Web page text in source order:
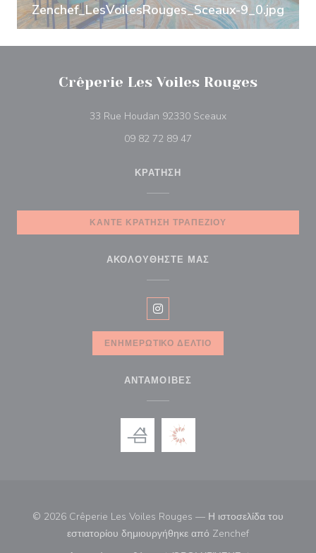
Zenchef_LesVoilesRouges_Sceaux-9_0.jpg
Crêperie Les Voiles Rouges
33 Rue Houdan 92330 Sceaux((ανοίγει σε νέο
09 82 72 89 47
ΚΡΆΤΗΣΗ
ΚΆΝΤΕ ΚΡΆΤΗΣΗ ΤΡΑΠΕΖΙΟΎ
ΑΚΟΛΟΥΘΉΣΤΕ ΜΑΣ
Instagram ((ανοίγει σε νέο
ΕΝΗΜΕΡΩΤΙΚΌ ΔΕΛΤΊΟ
ΑΝΤΑΜΟΙΒΈΣ
© 2026 Crêperie Les Voiles Rouges — Η ιστοσελίδα του
εστιατορίου δημιουργήθηκε από Zenchef((ανοίγει σε